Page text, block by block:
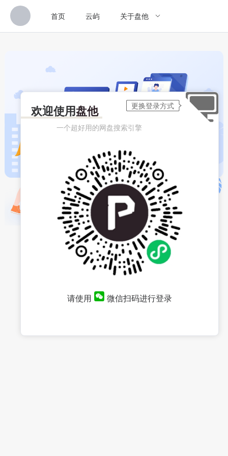
首页 云屿 关于盘他
欢迎使用盘他
一个超好用的网盘搜索引擎
请使用 微信扫码进行登录